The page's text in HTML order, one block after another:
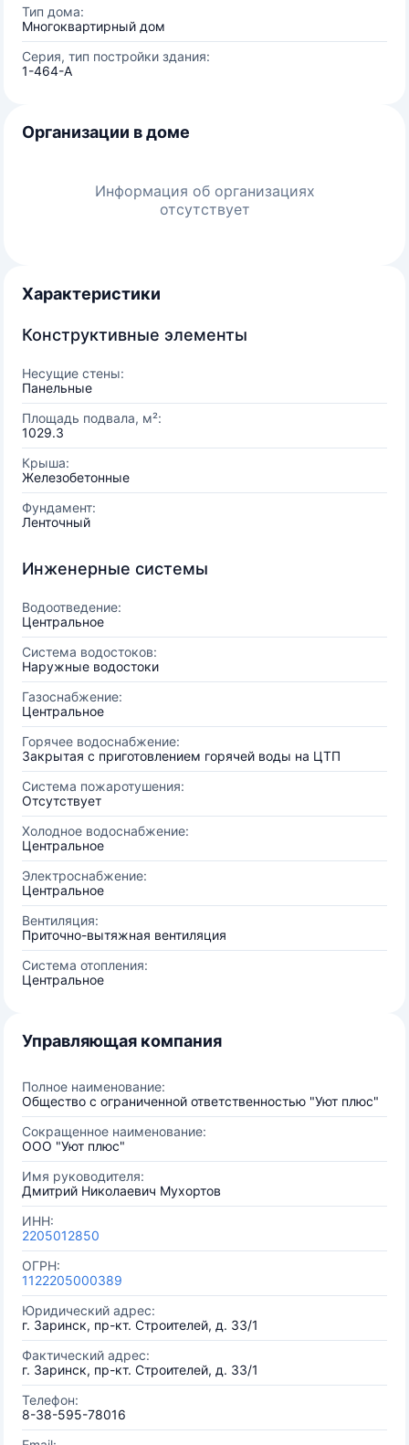
Тип дома:
Многоквартирный дом
Серия, тип постройки здания:
1-464-А
Организации в доме
Информация об организациях
отсутствует
Характеристики
Конструктивные элементы
Несущие стены:
Панельные
Площадь подвала, м²:
1029.3
Крыша:
Железобетонные
Фундамент:
Ленточный
Инженерные системы
Водоотведение:
Центральное
Система водостоков:
Наружные водостоки
Газоснабжение:
Центральное
Горячее водоснабжение:
Закрытая с приготовлением горячей воды на ЦТП
Система пожаротушения:
Отсутствует
Холодное водоснабжение:
Центральное
Электроснабжение:
Центральное
Вентиляция:
Приточно-вытяжная вентиляция
Система отопления:
Центральное
Управляющая компания
Полное наименование:
Общество с ограниченной ответственностью "Уют плюс"
Сокращенное наименование:
ООО "Уют плюс"
Имя руководителя:
Дмитрий Николаевич Мухортов
ИНН:
2205012850
ОГРН:
1122205000389
Юридический адрес:
г. Заринск, пр-кт. Строителей, д. 33/1
Фактический адрес:
г. Заринск, пр-кт. Строителей, д. 33/1
Телефон:
8-38-595-78016